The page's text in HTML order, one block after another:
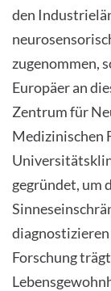
PATIENTS
FACULTY OF
CAREER
CONTACT
den
zugenommen,
Europäer an
Zentrum für
Medizinischen
gegründet, um
diagnostizieren
Forschung